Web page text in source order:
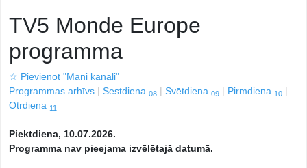
TV5 Monde Europe
programma
☆ Pievienot "Mani kanāli"
Programmas arhīvs
Sestdiena 08 Svētdiena 09 Pirmdiena 10
Otrdiena 11
Piektdiena, 10.07.2026.
Programma nav pieejama izvēlētajā datumā.